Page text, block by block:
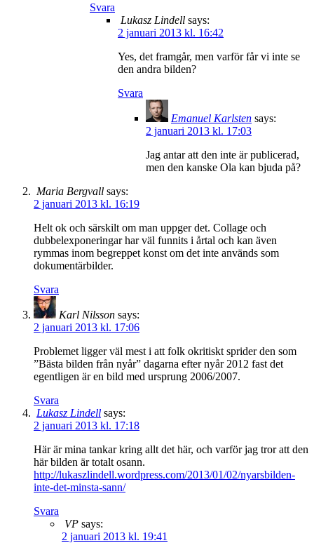
Svara
Lukasz Lindell says:
2 januari 2013 kl. 16:42
Yes, det framgår, men varför får vi inte se
den andra bilden?
Svara
Emanuel Karlsten says:
2 januari 2013 kl. 17:03
Jag antar att den inte är publicerad,
men den kanske Ola kan bjuda på?
Maria Bergvall says:
2 januari 2013 kl. 16:19
Helt ok och särskilt om man uppger det. Collage och
dubbelexponeringar har väl funnits i årtal och kan även
rymmas inom begreppet konst om det inte används som
dokumentärbilder.
Svara
Karl Nilsson says:
2 januari 2013 kl. 17:06
Problemet ligger väl mest i att folk okritiskt sprider den som
”Bästa bilden från nyår” dagarna efter nyår 2012 fast det
egentligen är en bild med ursprung 2006/2007.
Svara
Lukasz Lindell says:
2 januari 2013 kl. 17:18
Här är mina tankar kring allt det här, och varför jag tror att den
här bilden är totalt osann.
http://lukaszlindell.wordpress.com/2013/01/02/nyarsbilden-
inte-det-minsta-sann/
Svara
VP says:
2 januari 2013 kl. 19:41